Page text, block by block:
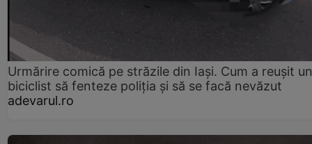
Urmărire comică pe străzile din Iași. Cum a reușit un
biciclist să fenteze poliția și să se facă nevăzut
adevarul.ro